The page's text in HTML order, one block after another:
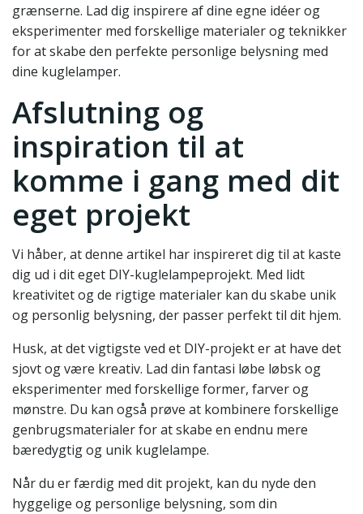
grænserne. Lad dig inspirere af dine egne idéer og
eksperimenter med forskellige materialer og teknikker
for at skabe den perfekte personlige belysning med
dine kuglelamper.
Afslutning og
inspiration til at
komme i gang med dit
eget projekt
Vi håber, at denne artikel har inspireret dig til at kaste
dig ud i dit eget DIY-kuglelampeprojekt. Med lidt
kreativitet og de rigtige materialer kan du skabe unik
og personlig belysning, der passer perfekt til dit hjem.
Husk, at det vigtigste ved et DIY-projekt er at have det
sjovt og være kreativ. Lad din fantasi løbe løbsk og
eksperimenter med forskellige former, farver og
mønstre. Du kan også prøve at kombinere forskellige
genbrugsmaterialer for at skabe en endnu mere
bæredygtig og unik kuglelampe.
Når du er færdig med dit projekt, kan du nyde den
hyggelige og personlige belysning, som din